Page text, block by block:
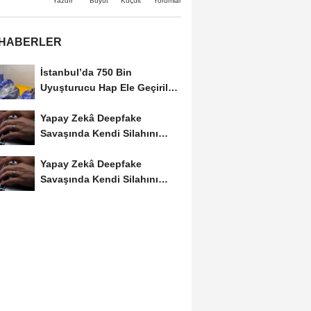
İstanbul’da 750 Bin
Uyuşturucu Hap Ele Geçirildi:
Yapay Zekâ Deepfake
Savaşında Kendi Silahını
Yapay Zekâ Deepfake
Savaşında Kendi Silahını